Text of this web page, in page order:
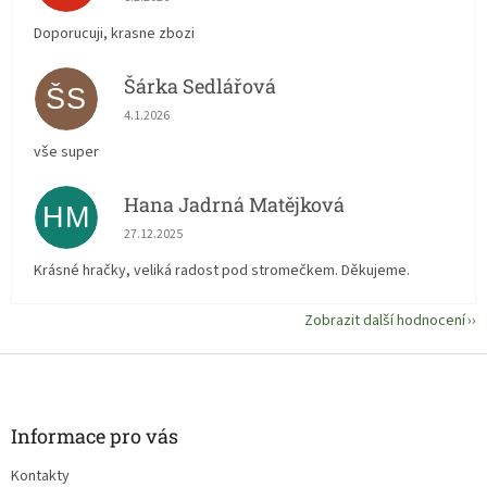
Doporucuji, krasne zbozi
ŠS Šárka Sedlářová
Hodnocení obchodu je 5 z 5 hvězdiček.
4.1.2026
vše super
HM Hana Jadrná Matějková
Hodnocení obchodu je 5 z 5 hvězdiček.
27.12.2025
Krásné hračky, veliká radost pod stromečkem. Děkujeme.
Zobrazit další hodnocení
Z
Informace pro vás
Kontakty